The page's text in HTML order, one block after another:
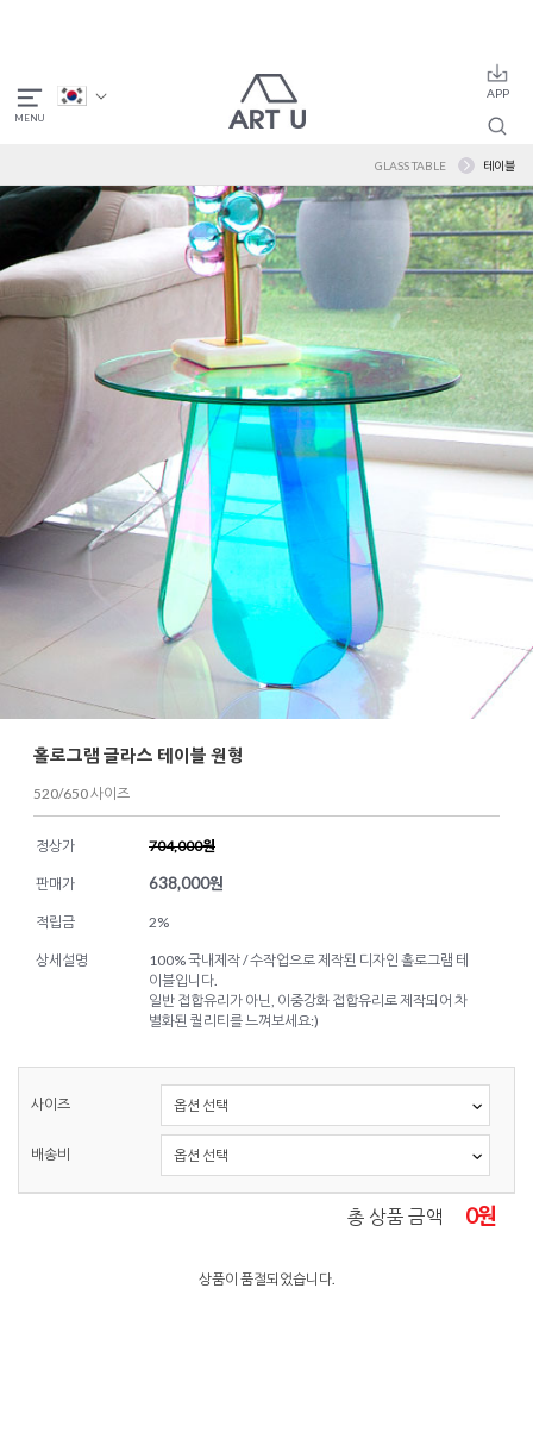
GLASS TABLE 테이블
홀로그램 글라스 테이블 원형
520/650 사이즈
정상가 704,000원
판매가 638,000원
적립금 2%
상세설명
100% 국내제작 / 수작업으로 제작된 디자인 홀로그램 테
이블입니다.
일반 접합유리가 아닌, 이중강화 접합유리로 제작되어 차
별화된 퀄리티를 느껴보세요:)
사이즈
배송비
총 상품 금액 0원
상품이 품절되었습니다.